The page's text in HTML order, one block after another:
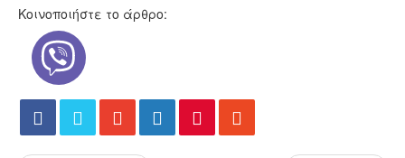
Κοινοποιήστε το άρθρο: